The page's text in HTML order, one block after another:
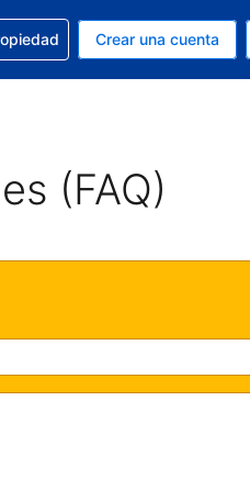
es Dólar de EEUU
estás usando es
con tu reservaCrear una cuenta
(FAQ)